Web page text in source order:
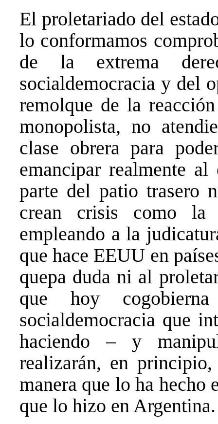
El proletariado del
lo conformamos
de la extrema
socialdemocracia y del
remolque de la
monopolista, no
clase obrera para
emancipar realmente
parte del patio trasero
crean crisis como la
empleando a la
que hace EEUU en
quepa duda ni al
que hoy
socialdemocracia que
haciendo – y
realizarán, en
manera que lo ha hecho
que lo hizo en Argentina.